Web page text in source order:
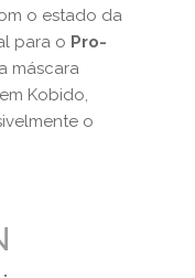
o estado da
para o Pro-
máscara
Kobido,
o